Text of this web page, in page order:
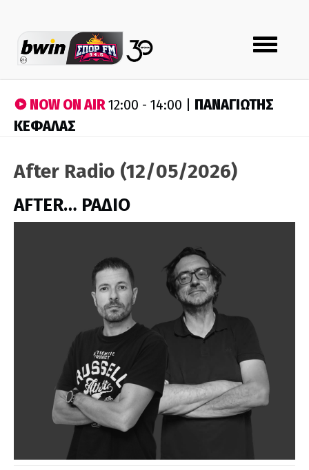
Toggle
navigation
NOW ON AIR12:00 - 14:00 | ΠΑΝΑΓΙΩΤΗΣ
ΚΕΦΑΛΑΣ
After Radio (12/05/2026)
AFTER… ΡΑΔΙΟ